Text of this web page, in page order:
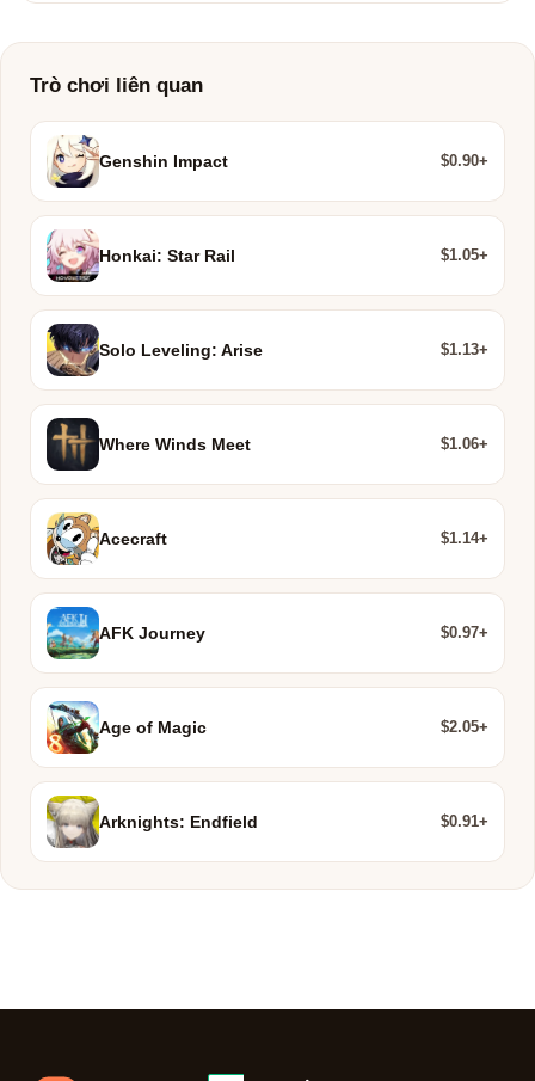
Trò chơi liên quan
Genshin Impact $0.90+
Honkai: Star Rail $1.05+
Solo Leveling: Arise $1.13+
Where Winds Meet $1.06+
Acecraft $1.14+
AFK Journey $0.97+
Age of Magic $2.05+
Arknights: Endfield $0.91+